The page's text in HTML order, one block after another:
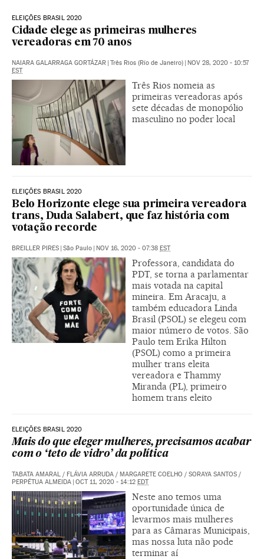
ELEIÇÕES BRASIL 2020
Cidade elege as primeiras mulheres
vereadoras em 70 anos
NAIARA GALARRAGA GORTÁZAR | Três Rios (Río de Janeiro) | NOV 28, 2020 - 10:57
EST
Três Rios nomeia as
primeiras vereadoras após
sete décadas de monopólio
masculino no poder local
ELEIÇÕES BRASIL 2020
Belo Horizonte elege sua primeira vereadora
trans, Duda Salabert, que faz história com
votação recorde
BREILLER PIRES | São Paulo | NOV 16, 2020 - 07:38 EST
Professora, candidata do
PDT, se torna a parlamentar
mais votada na capital
mineira. Em Aracaju, a
também educadora Linda
Brasil (PSOL) se elegeu com
maior número de votos. São
Paulo tem Erika Hilton
(PSOL) como a primeira
mulher trans eleita
vereadora e Thammy
Miranda (PL), primeiro
homem trans eleito
ELEIÇÕES BRASIL 2020
Mais do que eleger mulheres, precisamos acabar
com o ‘teto de vidro’ da política
TABATA AMARAL / FLÁVIA ARRUDA / MARGARETE COELHO / SORAYA SANTOS /
PERPÉTUA ALMEIDA | OCT 11, 2020 - 14:12 EDT
Neste ano temos uma
oportunidade única de
levarmos mais mulheres
para as Câmaras Municipais,
mas nossa luta não pode
terminar aí